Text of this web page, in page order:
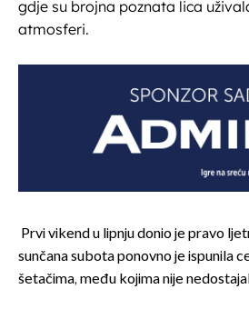
gdje su brojna poznata lica
atmosferi.
Prvi vikend u lipnju donio je pravo
sunčana subota ponovno je ispunila
šetačima, među kojima nije